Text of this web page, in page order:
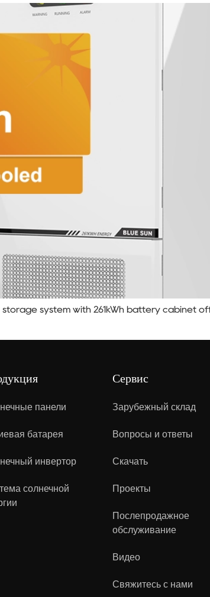
storage system with 261kWh battery cabinet
панели
батарея
инвертор
солнечной
Сервис
Зарубежный склад
Вопросы и ответы
Скачать
Проекты
Послепродажное
обслуживание
Видео
Свяжитесь с нами